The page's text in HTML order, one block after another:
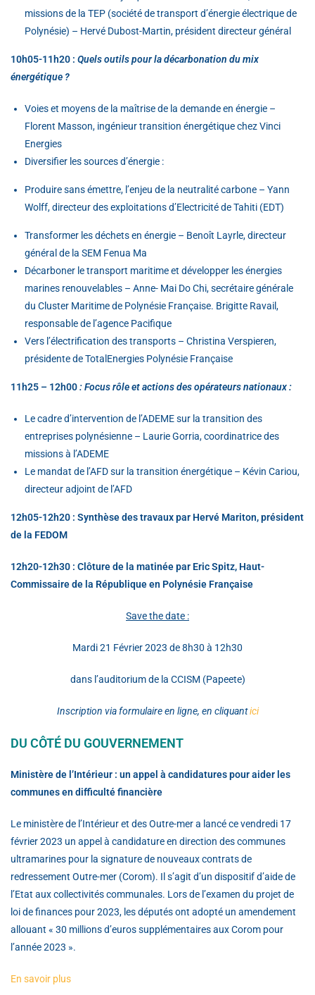
missions de la TEP (société de transport d’énergie électrique de
Polynésie) – Hervé Dubost-Martin, président directeur général
10h05-11h20 : Quels outils pour la décarbonation du mix
énergétique ?
Voies et moyens de la maîtrise de la demande en énergie –
Florent Masson, ingénieur transition énergétique chez Vinci
Energies
Diversifier les sources d’énergie :
Produire sans émettre, l’enjeu de la neutralité carbone – Yann
Wolff, directeur des exploitations d’Electricité de Tahiti (EDT)
Transformer les déchets en énergie – Benoît Layrle, directeur
général de la SEM Fenua Ma
Décarboner le transport maritime et développer les énergies
marines renouvelables – Anne- Mai Do Chi, secrétaire générale
du Cluster Maritime de Polynésie Française. Brigitte Ravail,
responsable de l’agence Pacifique
Vers l’électrification des transports – Christina Verspieren,
présidente de TotalEnergies Polynésie Française
11h25 – 12h00: Focus rôle et actions des opérateurs nationaux :
Le cadre d’intervention de l’ADEME sur la transition des
entreprises polynésienne – Laurie Gorria, coordinatrice des
missions à l’ADEME
Le mandat de l’AFD sur la transition énergétique – Kévin Cariou,
directeur adjoint de l’AFD
12h05-12h20 : Synthèse des travaux par Hervé Mariton, président
de la FEDOM
12h20-12h30 : Clôture de la matinée par Eric Spitz, Haut-
Commissaire de la République en Polynésie Française
Save the date :
Mardi 21 Février 2023 de 8h30 à 12h30
dans l’auditorium de la CCISM (Papeete)
Inscription via formulaire en ligne, en cliquant ici
DU CÔTÉ DU GOUVERNEMENT
Ministère de l’Intérieur : un appel à candidatures pour aider les
communes en difficulté financière
Le ministère de l’Intérieur et des Outre-mer a lancé ce vendredi 17
février 2023 un appel à candidature en direction des communes
ultramarines pour la signature de nouveaux contrats de
redressement Outre-mer (Corom). Il s’agit d’un dispositif d’aide de
l’Etat aux collectivités communales. Lors de l’examen du projet de
loi de finances pour 2023, les députés ont adopté un amendement
allouant « 30 millions d’euros supplémentaires aux Corom pour
l’année 2023 ».
En savoir plus